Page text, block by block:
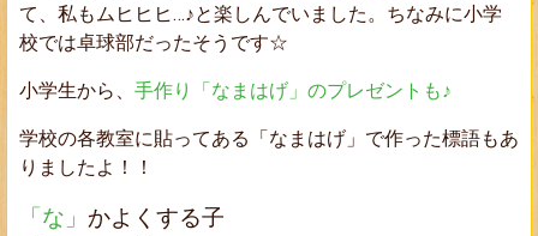
て、私もムヒヒヒ…♪と楽しんでいました。ちなみに小学
校では卓球部だったそうです☆
小学生から、 手作り「なまはげ」のプレゼントも♪
学校の各教室に貼ってある「なまはげ」で作った標語もあ
りましたよ！！
「な」 かよくする子